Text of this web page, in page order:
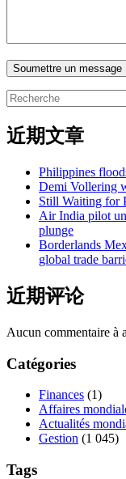
Soumettre un message
近期文章
Philippines
Demi Vollering
Still Waiting for
Air India pilot
plunge
Borderlands
global trade
近期评论
Aucun commentaire à
Catégories
Finances (1)
Affaires
Actualités
Gestion (1 045)
Tags